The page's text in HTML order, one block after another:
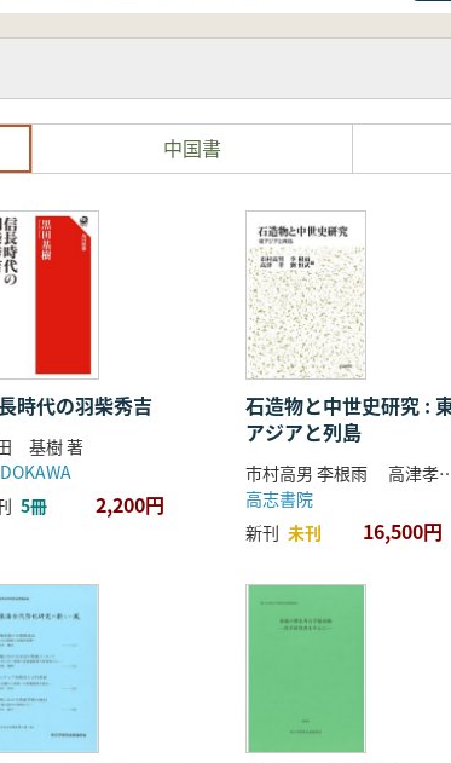
中国書
時代の羽柴秀吉
基樹 著
5冊 2,200円
石造物と中世史研究 :
アジアと列島
市村高男 李根雨
高志書院
新刊 未刊 16,500円